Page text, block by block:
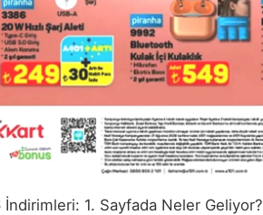
1. Sayfada Neler Geliyor?